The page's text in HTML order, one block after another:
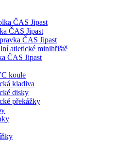
ČAS Jipast
ČAS Jipast
ČAS Jipast
atletické minihřiště
ČAS Jipast
koule
kladiva
disky
překážky